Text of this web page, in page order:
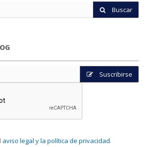
Buscar
Suscribirse
aviso legal y la política de privacidad.